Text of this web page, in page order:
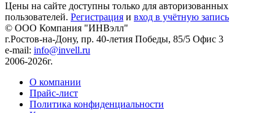
Цены на сайте доступны только для авторизованных
пользователей. Регистрация и вход в учётную запись
© ООО Компания "ИНВэлл"
г.Ростов-на-Дону, пр. 40-летия Победы, 85/5 Офис 3
e-mail: info@invell.ru
2006-2026г.
О компании
Прайс-лист
Политика конфиденциальности